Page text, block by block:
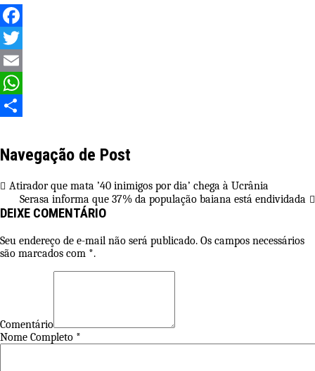
Facebook
Twitter
Email
WhatsApp
Navegação de Post
Atirador que mata ’40 inimigos por dia’ chega à Ucrânia
Serasa informa que 37% da população baiana está endividada
DEIXE COMENTÁRIO
Seu endereço de e-mail não será publicado. Os campos necessários
são marcados com *.
Comentário
Nome Completo *